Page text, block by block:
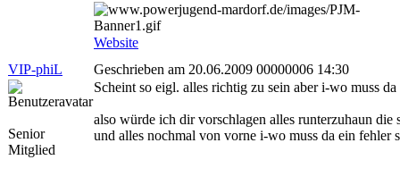
Website
VIP-phiL
Geschrieben am 20.06.2009 00000006 14:30
Senior
Mitglied
Scheint so eigl. alles richtig zu sein aber i-wo muss
also würde ich dir vorschlagen alles runterzuhaun
und alles nochmal von vorne i-wo muss da ein fehler